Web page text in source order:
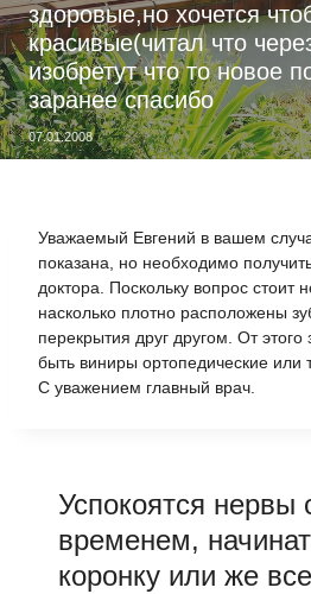
здоровые,но хочется
красивые(читал что
изобретут что то новое
заранее спасибо
07.01.2008
Уважаемый Евгений в вашем
показана, но необходимо
доктора. Поскольку вопрос стоит
насколько плотно расположены
перекрытия друг другом. От этого
быть виниры ортопедические или
С уважением главный врач.
Успокоятся нервы
временем,
коронку или же